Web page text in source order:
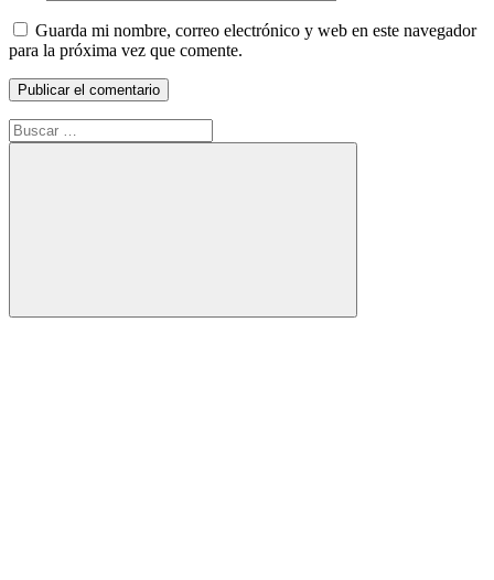
Guarda mi nombre, correo electrónico y web en este navegador
para la próxima vez que comente.
Buscar:
Buscar